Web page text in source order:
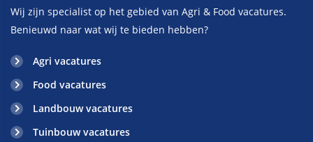
Wij zijn specialist op het gebied van Agri & Food vacatures.
Benieuwd naar wat wij te bieden hebben?
Agri vacatures
Food vacatures
Landbouw vacatures
Tuinbouw vacatures